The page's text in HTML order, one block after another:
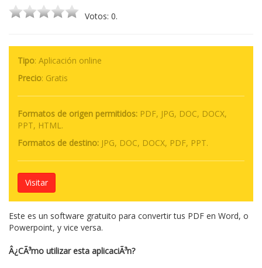
Votos: 0.
Tipo: Aplicación online
Precio: Gratis
Formatos de origen permitidos: PDF, JPG, DOC, DOCX,
PPT, HTML.
Formatos de destino: JPG, DOC, DOCX, PDF, PPT.
Visitar
Este es un software gratuito para convertir tus PDF en Word, o
Powerpoint, y vice versa.
Â¿CÃ³mo utilizar esta aplicaciÃ³n?